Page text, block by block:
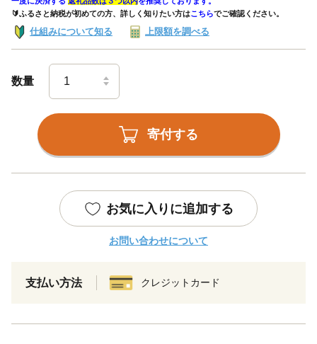
🔰ふるさと納税が初めての方、詳しく知りたい方はこちらでご確認ください。
仕組みについて知る 上限額を調べる
数量
寄付する
お気に入りに追加する
お問い合わせについて
支払い方法 クレジットカード